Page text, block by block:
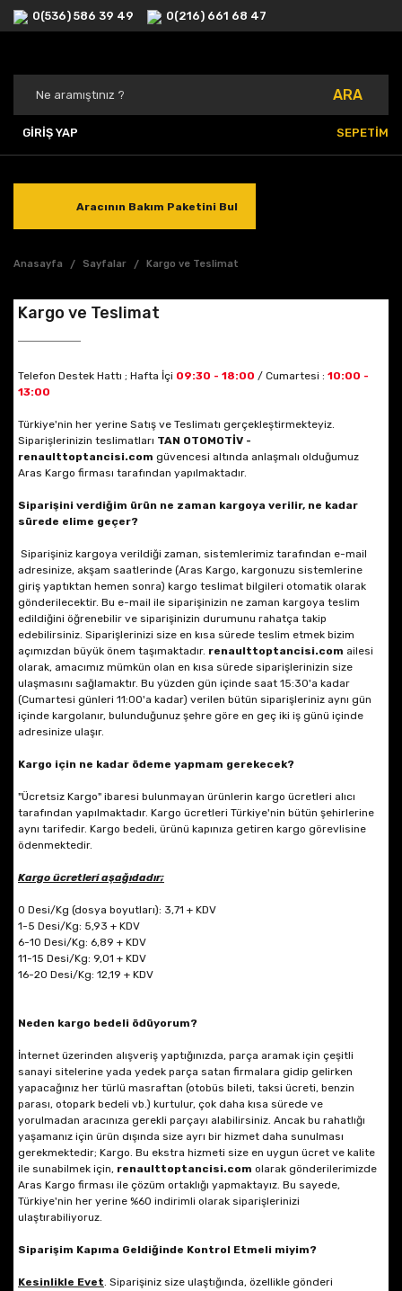
0(536) 586 39 49 0(216) 661 68 47
ARA
GİRİŞ YAP SEPETİM
Aracının Bakım Paketini Bul
Anasayfa Sayfalar Kargo ve Teslimat
Kargo ve Teslimat
Telefon Destek Hattı ; Hafta İçi 09:30 - 18:00 / Cumartesi : 10:00 -
13:00
Türkiye'nin her yerine Satış ve Teslimatı gerçekleştirmekteyiz.
Siparişlerinizin teslimatları TAN OTOMOTİV -
renaulttoptancisi.com güvencesi altında anlaşmalı olduğumuz
Aras Kargo firması tarafından yapılmaktadır.
Siparişini verdiğim ürün ne zaman kargoya verilir, ne kadar
sürede elime geçer?
Siparişiniz kargoya verildiği zaman, sistemlerimiz tarafından e-mail
adresinize, akşam saatlerinde (Aras Kargo, kargonuzu sistemlerine
giriş yaptıktan hemen sonra) kargo teslimat bilgileri otomatik olarak
gönderilecektir. Bu e-mail ile siparişinizin ne zaman kargoya teslim
edildiğini öğrenebilir ve siparişinizin durumunu rahatça takip
edebilirsiniz. Siparişlerinizi size en kısa sürede teslim etmek bizim
açımızdan büyük önem taşımaktadır. renaulttoptancisi.com ailesi
olarak, amacımız mümkün olan en kısa sürede siparişlerinizin size
ulaşmasını sağlamaktır. Bu yüzden gün içinde saat 15:30'a kadar
(Cumartesi günleri 11:00'a kadar) verilen bütün siparişleriniz aynı gün
içinde kargolanır, bulunduğunuz şehre göre en geç iki iş günü içinde
adresinize ulaşır.
Kargo için ne kadar ödeme yapmam gerekecek?
"Ücretsiz Kargo" ibaresi bulunmayan ürünlerin kargo ücretleri alıcı
tarafından yapılmaktadır. Kargo ücretleri Türkiye'nin bütün şehirlerine
aynı tarifedir. Kargo bedeli, ürünü kapınıza getiren kargo görevlisine
ödenmektedir.
Kargo ücretleri aşağıdadır;
0 Desi/Kg (dosya boyutları): 3,71 + KDV
1-5 Desi/Kg: 5,93 + KDV
6-10 Desi/Kg: 6,89 + KDV
11-15 Desi/Kg: 9,01 + KDV
16-20 Desi/Kg: 12,19 + KDV
Neden kargo bedeli ödüyorum?
İnternet üzerinden alışveriş yaptığınızda, parça aramak için çeşitli
sanayi sitelerine yada yedek parça satan firmalara gidip gelirken
yapacağınız her türlü masraftan (otobüs bileti, taksi ücreti, benzin
parası, otopark bedeli vb.) kurtulur, çok daha kısa sürede ve
yorulmadan aracınıza gerekli parçayı alabilirsiniz. Ancak bu rahatlığı
yaşamanız için ürün dışında size ayrı bir hizmet daha sunulması
gerekmektedir; Kargo. Bu ekstra hizmeti size en uygun ücret ve kalite
ile sunabilmek için, renaulttoptancisi.com olarak gönderilerimizde
Aras Kargo firması ile çözüm ortaklığı yapmaktayız. Bu sayede,
Türkiye'nin her yerine %60 indirimli olarak siparişlerinizi
ulaştırabiliyoruz.
Siparişim Kapıma Geldiğinde Kontrol Etmeli miyim?
Kesinlikle Evet. Siparişiniz size ulaştığında, özellikle gönderi